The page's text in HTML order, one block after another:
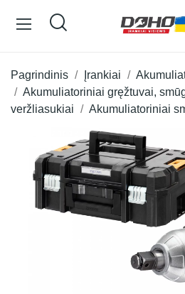
Pagrindinis Įrankiai
Akumuliatoriniai gręžtuvai,
veržliasukiai
Akumuliatoriniai